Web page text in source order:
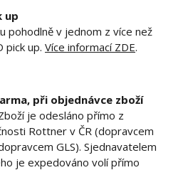
up
pohodlně v jednom z více než
pick up. Více informací ZDE.
při objednávce zboží
je odesláno přímo z
Rottner v ČR (dopravcem
GLS). Sjednavatelem
je expedováno volí přímo